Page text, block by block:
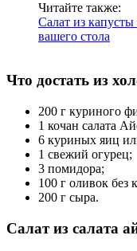
Читайте также:
Салат из
вашего стола
Что достать из
200 г куриного
1 кочан салата
6 куриных яиц
1 свежий огурец;
3 помидора;
100 г оливок без
200 г сыра.
Салат из салата